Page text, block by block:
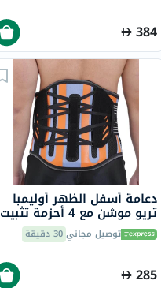
384
دعامة أسفل الظهر أوليمبا
تريو موشن مع 4 أحزمة تثبيت
فولاذية 12 بوصة كبير، OWB-
512 توصيل مجاني30 دقيقة
285